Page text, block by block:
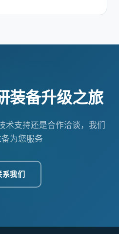
装备升级之旅
术支持还是合作洽谈，我们
为您服务
系我们